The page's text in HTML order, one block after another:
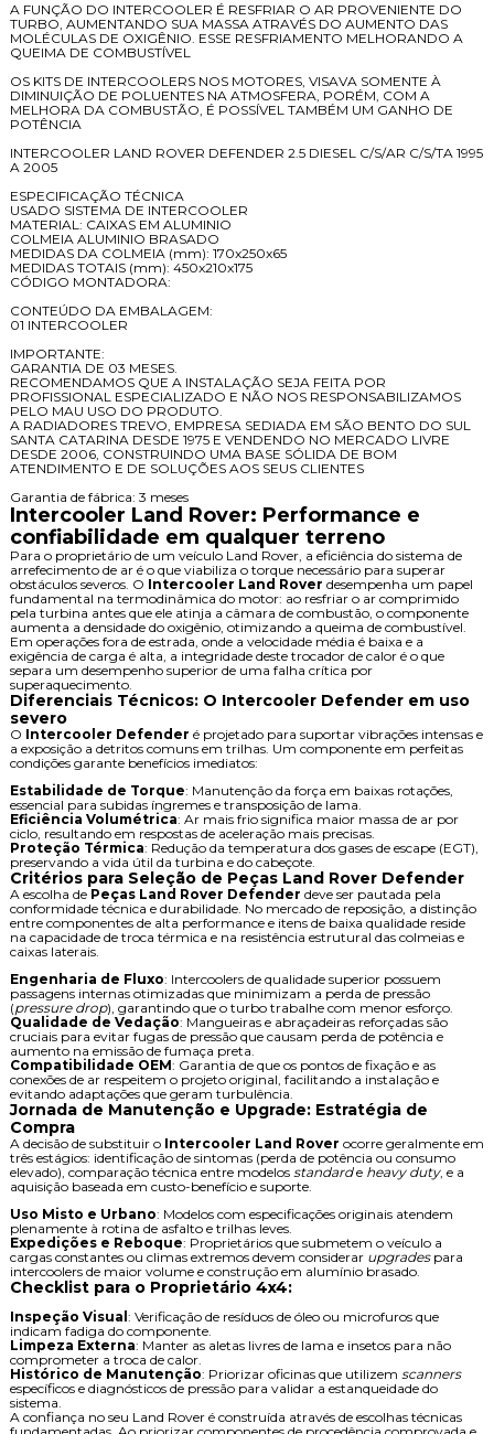
A FUNÇÃO DO INTERCOOLER É RESFRIAR O AR PROVENIENTE DO
TURBO, AUMENTANDO SUA MASSA ATRAVÉS DO AUMENTO DAS
MOLÉCULAS DE OXIGÊNIO. ESSE RESFRIAMENTO MELHORANDO A
QUEIMA DE COMBUSTÍVEL
OS KITS DE INTERCOOLERS NOS MOTORES, VISAVA SOMENTE À
DIMINUIÇÃO DE POLUENTES NA ATMOSFERA, PORÉM, COM A
MELHORA DA COMBUSTÃO, É POSSÍVEL TAMBÉM UM GANHO DE
POTÊNCIA
INTERCOOLER LAND ROVER DEFENDER 2.5 DIESEL C/S/AR C/S/TA 1995
A 2005
ESPECIFICAÇÃO TÉCNICA
USADO SISTEMA DE INTERCOOLER
MATERIAL: CAIXAS EM ALUMINIO
COLMEIA ALUMINIO BRASADO
MEDIDAS DA COLMEIA (mm): 170x250x65
MEDIDAS TOTAIS (mm): 450x210x175
CÓDIGO MONTADORA:
CONTEÚDO DA EMBALAGEM:
01 INTERCOOLER
IMPORTANTE:
GARANTIA DE 03 MESES.
RECOMENDAMOS QUE A INSTALAÇÃO SEJA FEITA POR
PROFISSIONAL ESPECIALIZADO E NÃO NOS RESPONSABILIZAMOS
PELO MAU USO DO PRODUTO.
A RADIADORES TREVO, EMPRESA SEDIADA EM SÃO BENTO DO SUL
SANTA CATARINA DESDE 1975 E VENDENDO NO MERCADO LIVRE
DESDE 2006, CONSTRUINDO UMA BASE SÓLIDA DE BOM
ATENDIMENTO E DE SOLUÇÕES AOS SEUS CLIENTES
Garantia de fábrica: 3 meses
Intercooler Land Rover: Performance e
confiabilidade em qualquer terreno
Para o proprietário de um veículo Land Rover, a eficiência do sistema de
arrefecimento de ar é o que viabiliza o torque necessário para superar
obstáculos severos. O Intercooler Land Rover desempenha um papel
fundamental na termodinâmica do motor: ao resfriar o ar comprimido
pela turbina antes que ele atinja a câmara de combustão, o componente
aumenta a densidade do oxigênio, otimizando a queima de combustível.
Em operações fora de estrada, onde a velocidade média é baixa e a
exigência de carga é alta, a integridade deste trocador de calor é o que
separa um desempenho superior de uma falha crítica por
superaquecimento.
Diferenciais Técnicos: O Intercooler Defender em uso
severo
O Intercooler Defender é projetado para suportar vibrações intensas e
a exposição a detritos comuns em trilhas. Um componente em perfeitas
condições garante benefícios imediatos:
Estabilidade de Torque: Manutenção da força em baixas rotações,
essencial para subidas íngremes e transposição de lama.
Eficiência Volumétrica: Ar mais frio significa maior massa de ar por
ciclo, resultando em respostas de aceleração mais precisas.
Proteção Térmica: Redução da temperatura dos gases de escape (EGT),
preservando a vida útil da turbina e do cabeçote.
Critérios para Seleção de Peças Land Rover Defender
A escolha de Peças Land Rover Defender deve ser pautada pela
conformidade técnica e durabilidade. No mercado de reposição, a distinção
entre componentes de alta performance e itens de baixa qualidade reside
na capacidade de troca térmica e na resistência estrutural das colmeias e
caixas laterais.
Engenharia de Fluxo: Intercoolers de qualidade superior possuem
passagens internas otimizadas que minimizam a perda de pressão
(pressure drop), garantindo que o turbo trabalhe com menor esforço.
Qualidade de Vedação: Mangueiras e abraçadeiras reforçadas são
cruciais para evitar fugas de pressão que causam perda de potência e
aumento na emissão de fumaça preta.
Compatibilidade OEM: Garantia de que os pontos de fixação e as
conexões de ar respeitem o projeto original, facilitando a instalação e
evitando adaptações que geram turbulência.
Jornada de Manutenção e Upgrade: Estratégia de
Compra
A decisão de substituir o Intercooler Land Rover ocorre geralmente em
três estágios: identificação de sintomas (perda de potência ou consumo
elevado), comparação técnica entre modelos standarde heavy duty, e a
aquisição baseada em custo-benefício e suporte.
Uso Misto e Urbano: Modelos com especificações originais atendem
plenamente à rotina de asfalto e trilhas leves.
Expedições e Reboque: Proprietários que submetem o veículo a
cargas constantes ou climas extremos devem considerar upgradespara
intercoolers de maior volume e construção em alumínio brasado.
Checklist para o Proprietário 4x4:
Inspeção Visual : Verificação de resíduos de óleo ou microfuros que
indicam fadiga do componente.
Limpeza Externa: Manter as aletas livres de lama e insetos para não
comprometer a troca de calor.
Histórico de Manutenção: Priorizar oficinas que utilizem scanners
específicos e diagnósticos de pressão para validar a estanqueidade do
sistema.
A confiança no seu Land Rover é construída através de escolhas técnicas